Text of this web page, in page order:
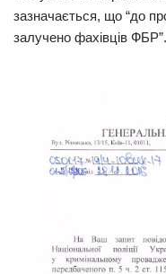
зазначається, що “до
залучено фахівців ФБР”.